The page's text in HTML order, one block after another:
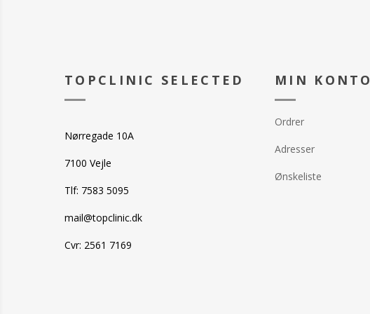
TOPCLINIC SELECTED
Nørregade 10A
7100 Vejle
Tlf: 7583 5095
mail@topclinic.dk
Cvr: 2561 7169
MIN KONTO
Ordrer
Adresser
Ønskeliste